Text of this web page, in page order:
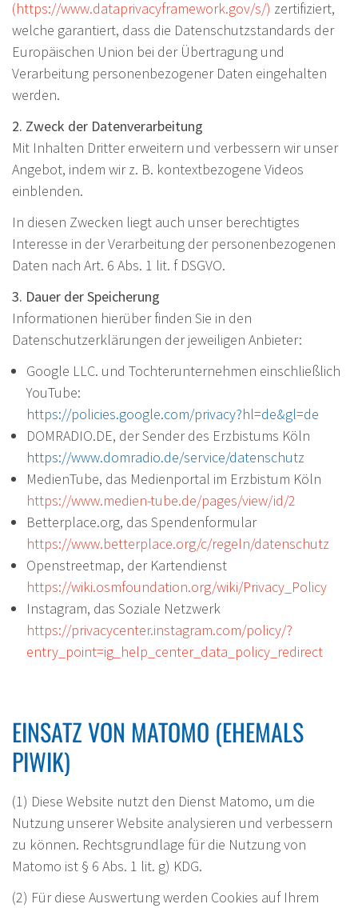
(https://www.dataprivacyframework.gov/s/) zertifiziert,
welche garantiert, dass die Datenschutzstandards der
Europäischen Union bei der Übertragung und
Verarbeitung personenbezogener Daten eingehalten
werden.
2. Zweck der Datenverarbeitung
Mit Inhalten Dritter erweitern und verbessern wir unser
Angebot, indem wir z. B. kontextbezogene Videos
einblenden.
In diesen Zwecken liegt auch unser berechtigtes
Interesse in der Verarbeitung der personenbezogenen
Daten nach Art. 6 Abs. 1 lit. f DSGVO.
3. Dauer der Speicherung
Informationen hierüber finden Sie in den
Datenschutzerklärungen der jeweiligen Anbieter:
Google LLC. und Tochterunternehmen einschließlich
YouTube:
https://policies.google.com/privacy?hl=de&gl=de
DOMRADIO.DE, der Sender des Erzbistums Köln
https://www.domradio.de/service/datenschutz
MedienTube, das Medienportal im Erzbistum Köln
https://www.medien-tube.de/pages/view/id/2
Betterplace.org, das Spendenformular
https://www.betterplace.org/c/regeln/datenschutz
Openstreetmap, der Kartendienst
https://wiki.osmfoundation.org/wiki/Privacy_Policy
Instagram, das Soziale Netzwerk
https://privacycenter.instagram.com/policy/?
entry_point=ig_help_center_data_policy_redirect
EINSATZ VON MATOMO (EHEMALS
PIWIK)
(1) Diese Website nutzt den Dienst Matomo, um die
Nutzung unserer Website analysieren und verbessern
zu können. Rechtsgrundlage für die Nutzung von
Matomo ist § 6 Abs. 1 lit. g) KDG.
(2) Für diese Auswertung werden Cookies auf Ihrem